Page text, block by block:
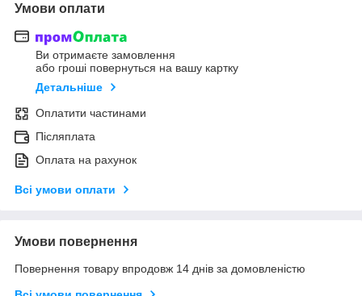
Умови оплати
Ви отримаєте замовлення
або гроші повернуться на вашу картку
Детальніше
Оплатити частинами
Післяплата
Оплата на рахунок
Всі умови оплати
Умови повернення
Повернення товару впродовж 14 днів за домовленістю